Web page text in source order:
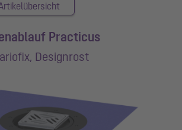
Practicus
Designrost